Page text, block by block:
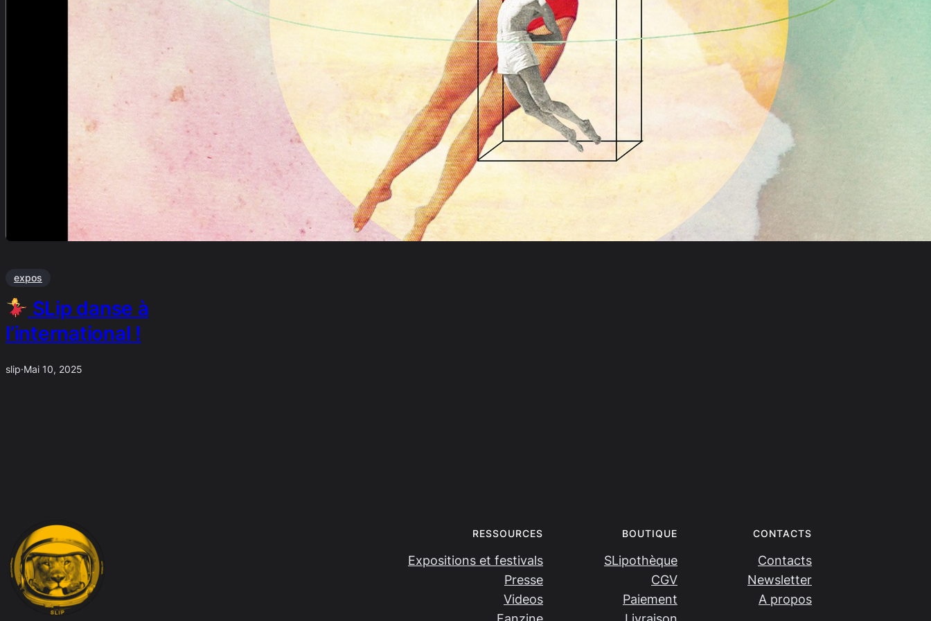
expos
SLip danse à
l’international !
slip·Mai 10, 2025
RESSOURCES
Expositions et festivals
Presse
Videos
BOUTIQUE
SLipothèque
CGV
Paiement
CONTACTS
Contacts
Newsletter
A propos